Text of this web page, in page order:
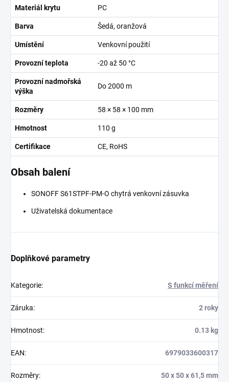
Materiál krytu PC
Barva Šedá, oranžová
Umístění Venkovní použití
Provozní teplota -20 až 50 °C
Provozní nadmořská
výška
Do 2000 m
Rozměry 58 × 58 × 100 mm
Hmotnost 110 g
Certifikace CE, RoHS
Obsah balení
SONOFF S61STPF-PM-O chytrá venkovní zásuvka
Uživatelská dokumentace
Doplňkové parametry
Kategorie: S funkcí měření
Záruka: 2 roky
Hmotnost: 0.13 kg
EAN: 6979033600317
Rozměry: 50 x 50 x 61,5 mm